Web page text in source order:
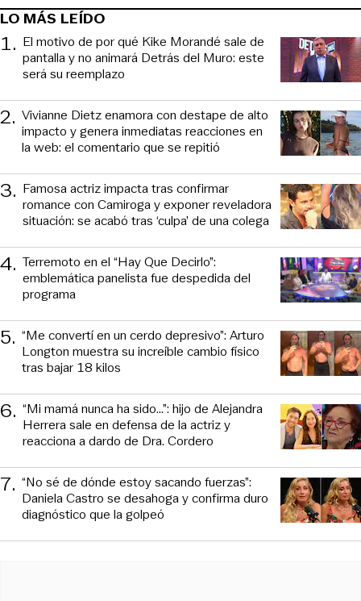
LO MÁS LEÍDO
1. El motivo de por qué Kike Morandé sale de
pantalla y no animará Detrás del Muro: este
será su reemplazo
2. Vivianne Dietz enamora con destape de alto
impacto y genera inmediatas reacciones en
la web: el comentario que se repitió
3. Famosa actriz impacta tras confirmar
romance con Camiroga y exponer reveladora
situación: se acabó tras ‘culpa’ de una colega
4. Terremoto en el “Hay Que Decirlo”:
emblemática panelista fue despedida del
programa
5. “Me convertí en un cerdo depresivo”: Arturo
Longton muestra su increíble cambio físico
tras bajar 18 kilos
6. “Mi mamá nunca ha sido...”: hijo de Alejandra
Herrera sale en defensa de la actriz y
reacciona a dardo de Dra. Cordero
7. “No sé de dónde estoy sacando fuerzas”:
Daniela Castro se desahoga y confirma duro
diagnóstico que la golpeó